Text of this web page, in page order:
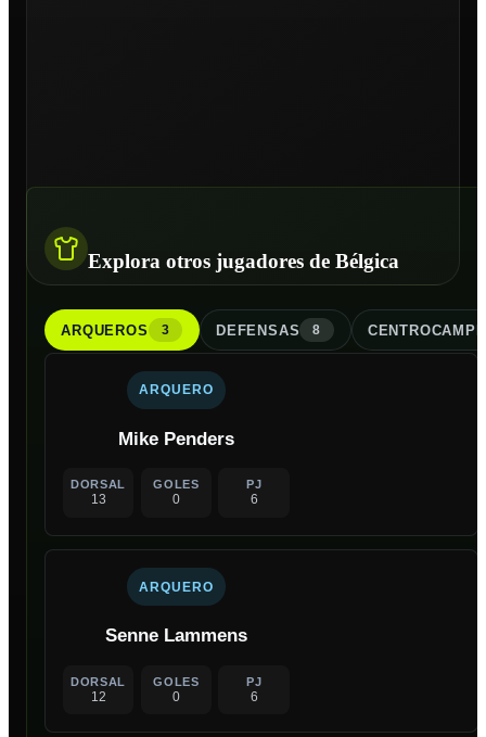
Explora otros jugadores de Bélgica
ARQUEROS 3 DEFENSAS 8
ARQUERO
Mike Penders
DORSAL
13
GOLES
0
PJ
6
ARQUERO
Senne Lammens
DORSAL
12
GOLES
0
PJ
6